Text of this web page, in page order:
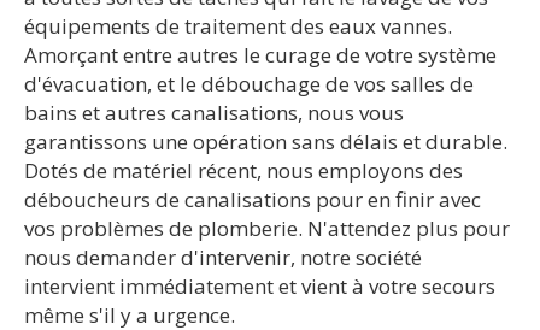
équipements de traitement des eaux vannes.
Amorçant entre autres le curage de votre système
d'évacuation, et le débouchage de vos salles de
bains et autres canalisations, nous vous
garantissons une opération sans délais et durable.
Dotés de matériel récent, nous employons des
déboucheurs de canalisations pour en finir avec
vos problèmes de plomberie. N'attendez plus pour
nous demander d'intervenir, notre société
intervient immédiatement et vient à votre secours
même s'il y a urgence.